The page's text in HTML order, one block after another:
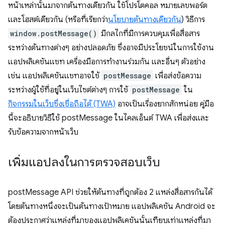
หน้าเหล่านั้นมาจากต้นทางเดียวกัน ใช้โปรโตคอล หมายเลขพอร์ต
และโฮสต์เดียวกัน (หรือที่เรียกว่านโยบายต้นทางเดียวกัน) วิธีการ
window.postMessage() มีกลไกที่มีการควบคุมเพื่อสื่อสาร
ระหว่างต้นทางต่างๆ อย่างปลอดภัย ซึ่งอาจมีประโยชน์ในการใช้งาน
แอปพลิเคชันแชท เครื่องมือการทำงานร่วมกัน และอื่นๆ ตัวอย่าง
เช่น แอปพลิเคชันแชทอาจใช้ postMessage เพื่อส่งข้อความ
ระหว่างผู้ใช้ที่อยู่ในเว็บไซต์ต่างๆ การใช้ postMessage ใน
กิจกรรมในเว็บซึ่งเชื่อถือได้ (TWA) อาจเป็นเรื่องยากสักหน่อย คู่มือ
นี้จะอธิบายวิธีใช้ postMessage ในไคลเอ็นต์ TWA เพื่อส่งและ
รับข้อความจากหน้าเว็บ
เพิ่มแอปลงในการตรวจสอบเว็บ
postMessage API ช่วยให้ต้นทางที่ถูกต้อง 2 แหล่งสื่อสารกันได้
โดยต้นทางหนึ่งจะเป็นต้นทางเป้าหมาย แอปพลิเคชัน Android จะ
ต้องประกาศว่าแหล่งที่มาของแอปพลิเคชันนั้นเทียบเท่าแหล่งที่มา